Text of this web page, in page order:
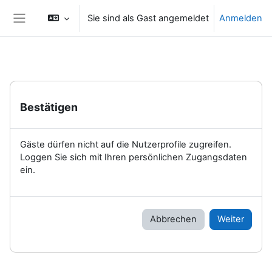
Website-Übersicht
Sie sind als Gast angemeldet Anmelden
Bestätigen
Gäste dürfen nicht auf die Nutzerprofile zugreifen.
Loggen Sie sich mit Ihren persönlichen Zugangsdaten
ein.
Abbrechen Weiter